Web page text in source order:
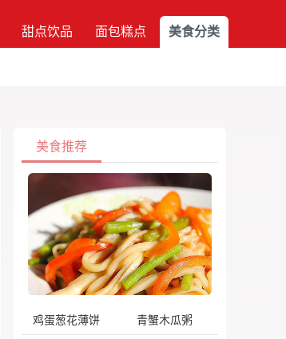
甜点饮品 面包糕点 美食分类
美食推荐
鸡蛋葱花薄饼 青蟹木瓜粥